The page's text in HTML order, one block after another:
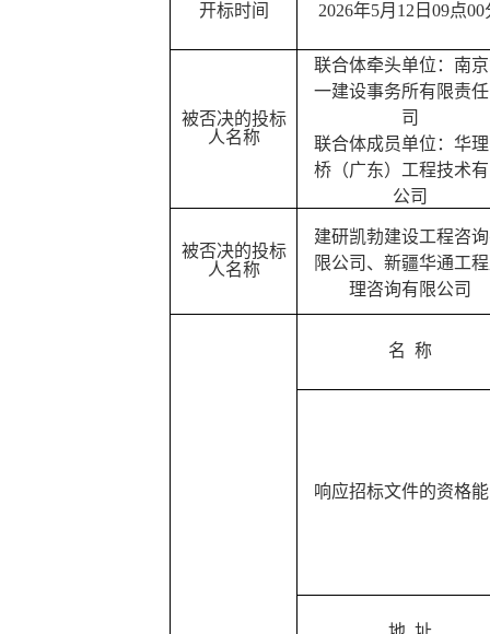
开标时间 2026年5月 12 日 09点00
被否决的投标
人名称
联合体牵头单位：南
一建设事务所有限责
司
联合体成员单位：华
桥（广东）工程技术
公司
被否决的投标
人名称
建研凯勃建设工程咨
限公司 、新疆华通工
理咨询有限公司
名 称
响应招标文件的资格